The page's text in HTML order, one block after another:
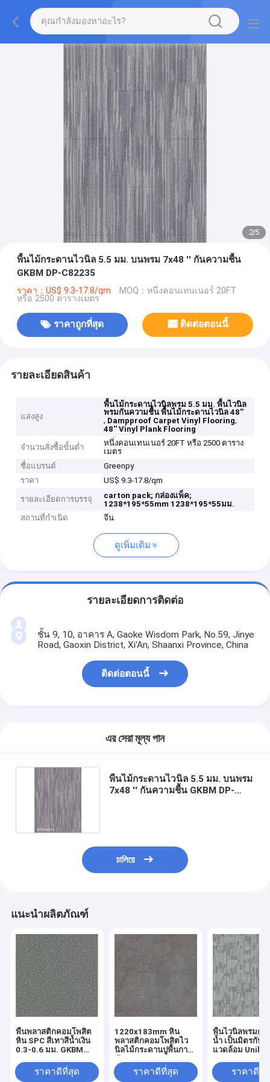
2/5
พื้นไม้กระดานไวนิล 5.5 มม. บนพรม 7x48 '' กันความชื้น
GKBM DP-C82235
ราคา：US$ 9.3-17.8/qm MOQ：หนึ่งคอนเทนเนอร์ 20FT
หรือ 2500 ตารางเมตร
ราคาถูกที่สุด ติดต่อตอนนี้
รายละเอียดสินค้า
แสงสูง
พื้นไม้กระดานไวนิลพรม 5.5 มม. พื้นไวนิล
พรมกันความชื้น พื้นไม้กระดานไวนิล 48''
, Dampproof Carpet Vinyl Flooring,
48'' Vinyl Plank Flooring
จำนวนสั่งซื้อขั้นต่ำ
หนึ่งคอนเทนเนอร์ 20FT หรือ 2500 ตาราง
เมตร
ชื่อแบรนด์
Greenpy
ราคา
US$ 9.3-17.8/qm
รายละเอียดการบรรจุ carton pack; กล่องแพ็ค;
1238*195*55mm 1238*195*55มม.
สถานที่กำเนิด
จีน
ดูเพิ่มเติม
รายละเอียดการติดต่อ
ชั้น 9, 10, อาคาร A, Gaoke Wisdom Park, No.59, Jinye
Road, Gaoxin District, Xi'An, Shaanxi Province, China
ติดต่อตอนนี้
এর সেরা মূল্য পান
พื้นไม้กระดานไวนิล 5.5 มม. บนพรม
7x48 '' กันความชื้น GKBM DP-
চালিয়ে
แนะนำผลิตภัณฑ์
พื้นพลาสติกคอมโพสิต
หิน SPC สีเทาสีน้ำเงิน
0.3-0.6 มม. GKBM
ราคาดีที่สุด
1220x183mm หิน
พลาสติกคอมโพสิตไว
นิลไม้กระดานปูพื้นการ
C82239ราคาดีที่สุด
พื้นไวนิลพรมกัน
น้ำ เป็นมิตรกับสิ่
แวดล้อม Unilin
ราคาดีที่